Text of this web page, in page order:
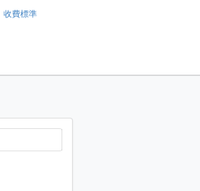
收費標準